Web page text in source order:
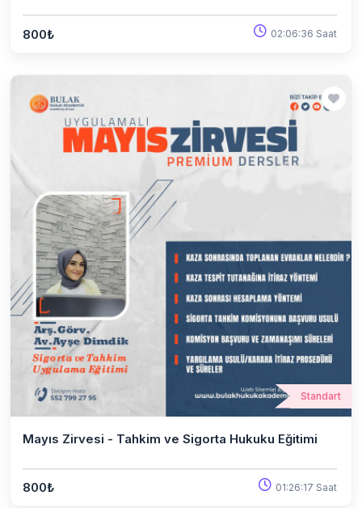
800₺ 02:06:36 Saat
Standart
Mayıs Zirvesi - Tahkim ve Sigorta Hukuku Eğitimi
800₺ 01:26:17 Saat